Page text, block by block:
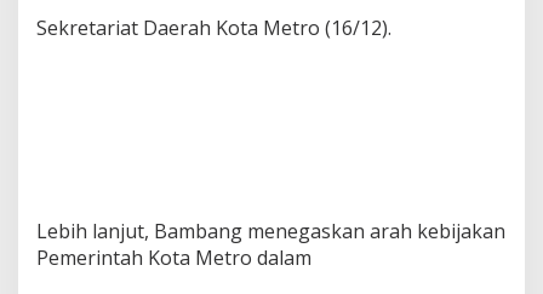
K
0
2
5
Sekretariat Daerah Kota Metro (16/12).
Lebih lanjut, Bambang menegaskan arah kebijakan
Pemerintah Kota Metro dalam